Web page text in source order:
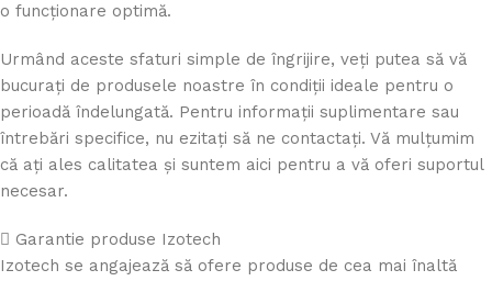
o funcționare optimă.
Urmând aceste sfaturi simple de îngrijire, veți putea să vă
bucurați de produsele noastre în condiții ideale pentru o
perioadă îndelungată. Pentru informații suplimentare sau
întrebări specifice, nu ezitați să ne contactați. Vă mulțumim
că ați ales calitatea și suntem aici pentru a vă oferi suportul
necesar.
Garantie produse Izotech
Izotech se angajează să ofere produse de cea mai înaltă